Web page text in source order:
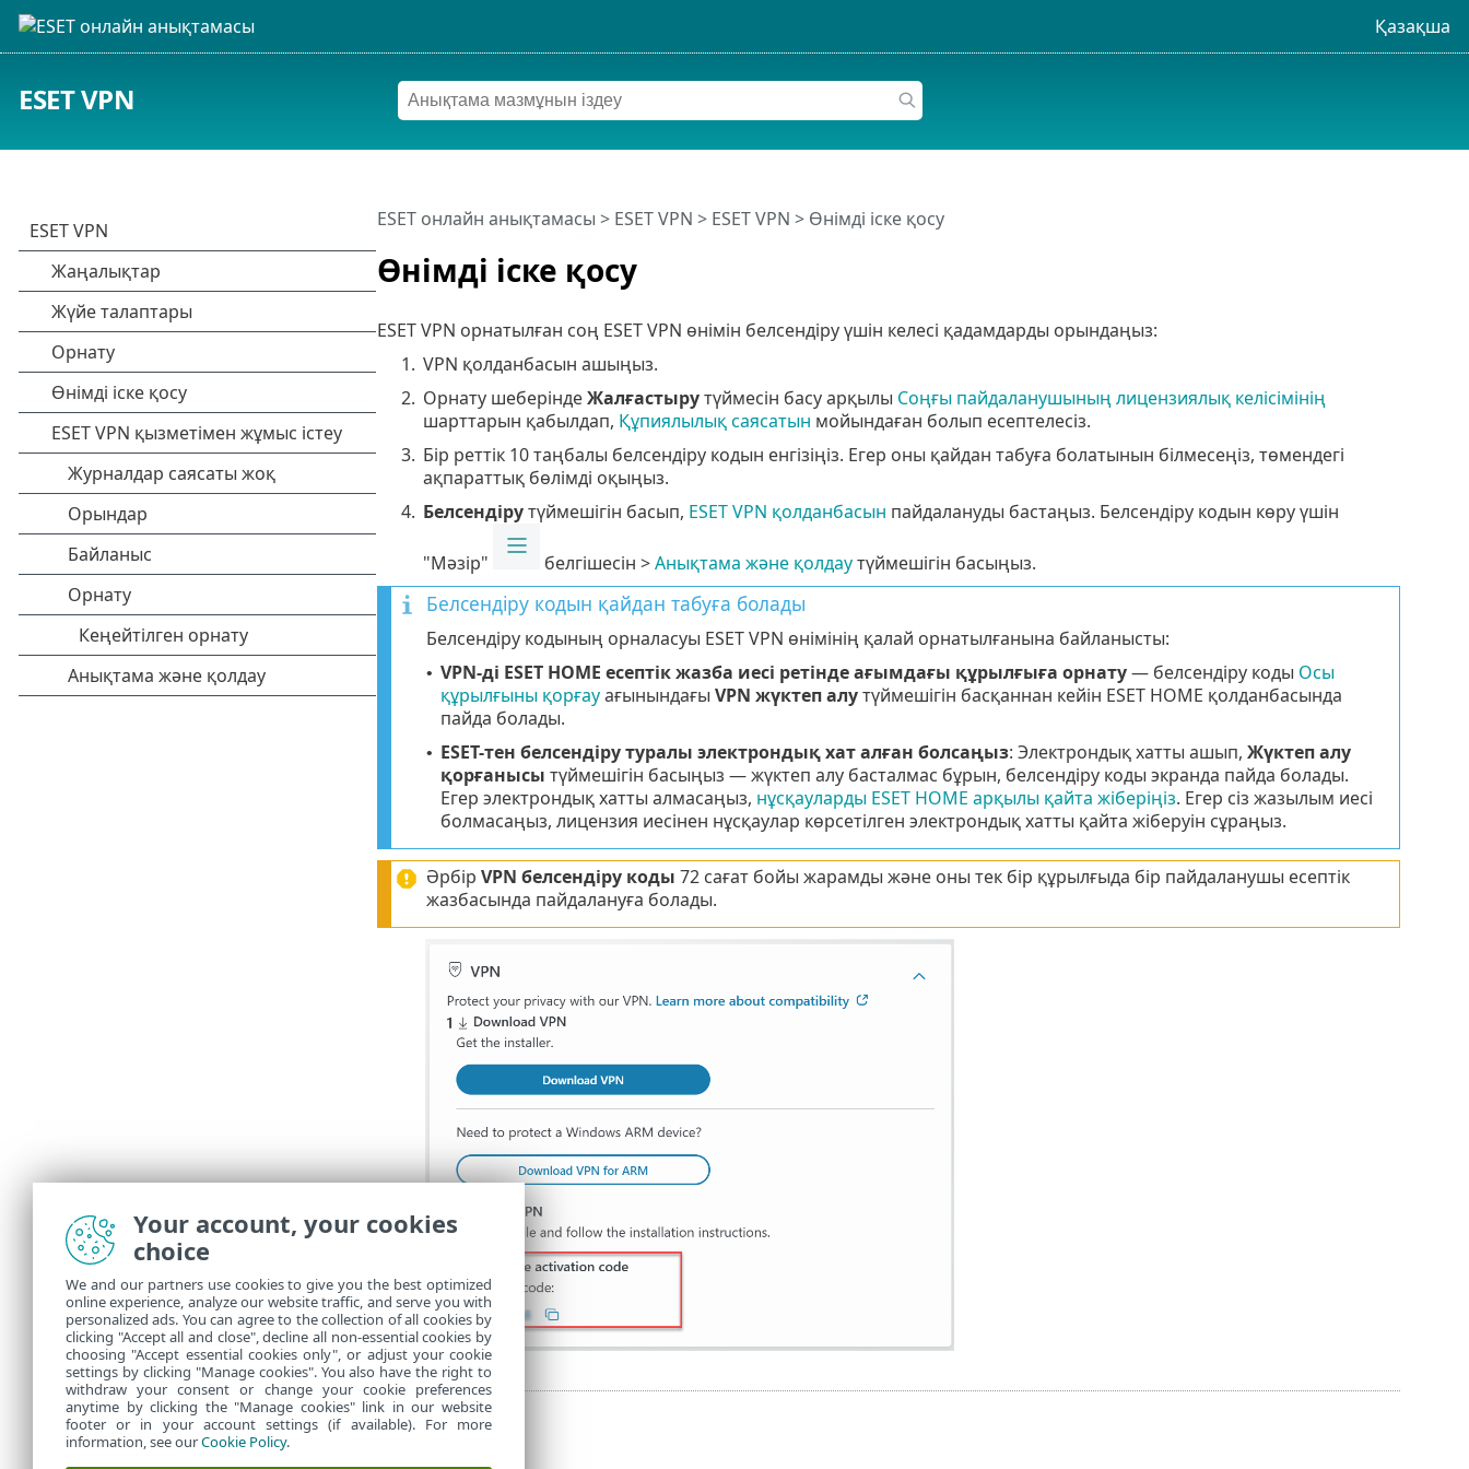
Қазақша
ESET VPN
Өнімді іске қосу
ESET онлайн анықтамасы > ESET VPN > ESET VPN > Өнімді іске қосу
ESET VPN орнатылған соң ESET VPN өнімін белсендіру үшін келесі қадамдарды орындаңыз:
1. VPN қолданбасын ашыңыз.
2. Орнату шеберіндеЖалғастырутүймесін басу арқылы Соңғы пайдаланушының лицензиялық келісімінің
шарттарын қабылдап, Құпиялылық саясатын мойындаған болып есептелесіз.
3. Бір реттік 10 таңбалы белсендіру кодын енгізіңіз. Егер оны қайдан табуға болатынын білмесеңіз, төмендегі
ақпараттық бөлімді оқыңыз.
4. Белсендірутүймешігін басып, ESET VPN қолданбасын пайдалануды бастаңыз. Белсендіру кодын көру үшін
"Мәзір" белгішесін >Анықтама және қолдаутүймешігін басыңыз.
Белсендіру кодын қайдан табуға болады
Белсендіру кодының орналасуы ESET VPN өнімінің қалай орнатылғанына байланысты:
• VPN-ді ESET HOME есептік жазба иесі ретінде ағымдағы құрылғыға орнату— белсендіру коды Осы
құрылғыны қорғауағынындағы VPN жүктеп алутүймешігін басқаннан кейін ESET HOME қолданбасында
пайда болады.
• ESET-тен белсендіру туралы электрондық хат алған болсаңыз: Электрондық хатты ашып, Жүктеп алу
қорғанысы түймешігін басыңыз — жүктеп алу басталмас бұрын, белсендіру коды экранда пайда болады.
Егер электрондық хатты алмасаңыз, нұсқауларды ESET HOME арқылы қайта жіберіңіз. Егер сіз жазылым иесі
болмасаңыз, лицензия иесінен нұсқаулар көрсетілген электрондық хатты қайта жіберуін сұраңыз.
Әрбір VPN белсендіру коды 72 сағат бойы жарамды және оны тек бір құрылғыда бір пайдаланушы есептік
жазбасында пайдалануға болады.
Your account, your cookies
choice
We and our partners use cookies to give you the best optimized
online experience, analyze our website traffic, and serve you with
personalized ads. You can agree to the collection of all cookies by
clicking "Accept all and close", decline all non-essential cookies by
choosing "Accept essential cookies only", or adjust your cookie
settings by clicking "Manage cookies". You also have the right to
withdraw your consent or change your cookie preferences
anytime by clicking the "Manage cookies" link in our website
footer or in your account settings (if available). For more
information, see ourCookie Policy.